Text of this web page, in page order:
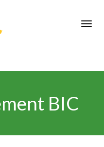
BIC